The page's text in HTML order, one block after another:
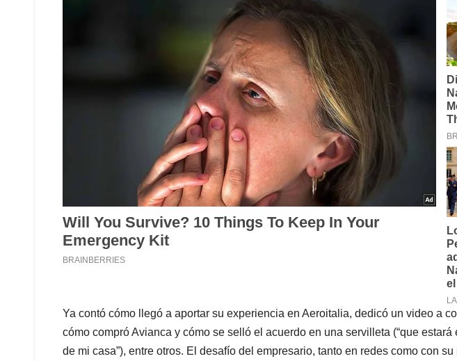
Ya contó cómo llegó a aportar su experiencia en Aeroitalia, dedicó un video a
cómo compró Avianca y cómo se selló el acuerdo en una servilleta (“que
de mi casa”), entre otros. El desafío del empresario, tanto en redes como con